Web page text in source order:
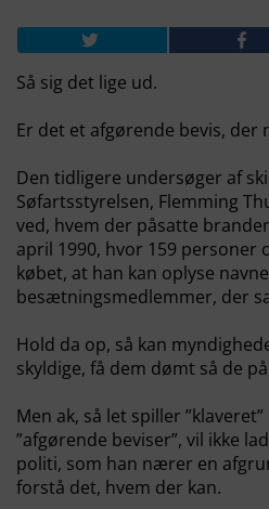
Så sig det lige ud.
Er det et afgørende bevis, der
Den tidligere undersøger af
Søfartsstyrelsen, Flemming
ved, hvem der påsatte
april 1990, hvor 159 personer
købet, at han kan oplyse
besætningsmedlemmer, der
Hold da op, så kan
skyldige, få dem dømt så de
Men ak, så let spiller
”afgørende beviser”, vil ikke
politi, som han nærer en
forstå det, hvem der kan.